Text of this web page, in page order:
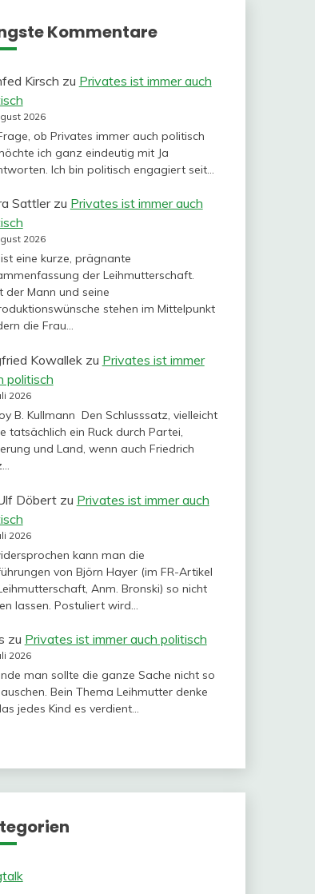
Kommentare
Kirsch zu Privates ist immer auch
2026
ob Privates immer auch politisch
ich ganz eindeutig mit Ja
Ich bin politisch engagiert seit…
Sattlerzu Privates ist immer auch
2026
eine kurze, prägnante
der Leihmutterschaft.
der Mann und seine
stehen im Mittelpunkt
die Frau…
Kowallekzu Privates ist immer
politisch
2026
B. Kullmann Den Schlusssatz, vielleicht
tatsächlich ein Ruck durch Partei,
und Land, wenn auch Friedrich
Döbertzu Privates ist immer auch
2026
kann man die
von Björn Hayer (im FR-Artikel
Anm. Bronski) so nicht
lassen. Postuliert wird…
zu Privates ist immer auch politisch
2026
man sollte die ganze Sache nicht so
Bein Thema Leihmutter denke
jedes Kind es verdient…